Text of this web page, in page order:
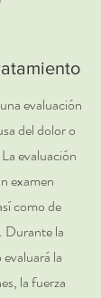
evaluación
del dolor o
evaluación
examen
como de
Durante la
la
la fuerza